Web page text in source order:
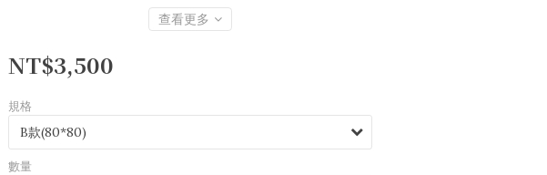
查看更多
NT$3,500
規格
數量